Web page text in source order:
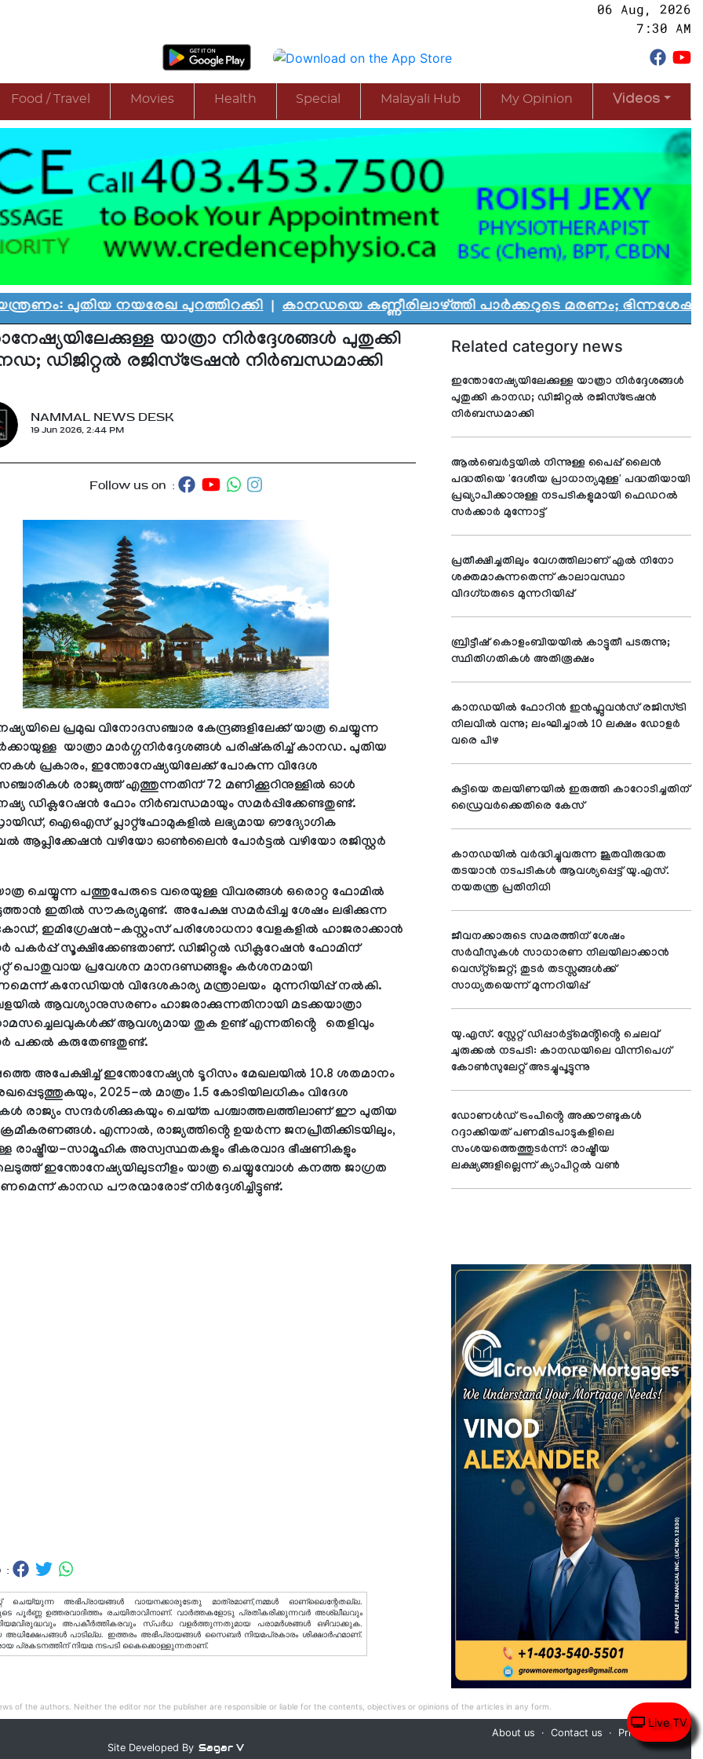
06 Aug, 2026
7:30 AM
Live TV
Food / Travel Movies Health Special Malayali Hub My Opinion Videos
നയരേഖ പുറത്തിറക്കി|കാനഡയെ കണ്ണീരിലാഴ്ത്തി പാർക്കറുടെ മരണം; ഭിന്നശേഷി
യാത്രാ നിർദ്ദേശങ്ങൾ പുതുക്കി
ഡിജിറ്റൽ രജിസ്ട്രേഷൻ നിർബന്ധമാക്കി
NAMMAL NEWS DESK
19 Jun 2026, 2:44 PM
Follow us on :
പ്രമുഖ വിനോദസഞ്ചാര കേന്ദ്രങ്ങളിലേക്ക് യാത്ര ചെയ്യുന്ന
യാത്രാ മാർഗ്ഗനിർദ്ദേശങ്ങൾ പരിഷ്കരിച്ച് കാനഡ. പുതിയ
പ്രകാരം, ഇന്തോനേഷ്യയിലേക്ക് പോകുന്ന വിദേശ
രാജ്യത്ത് എത്തുന്നതിന് 72 മണിക്കൂറിനുള്ളിൽ ഓൾ
ഡിക്ലറേഷൻ ഫോം നിർബന്ധമായും സമർപ്പിക്കേണ്ടതുണ്ട്.
ഐഒഎസ് പ്ലാറ്റ്‌ഫോമുകളിൽ ലഭ്യമായ ഔദ്യോഗിക
വഴിയോ ഓൺലൈൻ പോർട്ടൽ വഴിയോ രജിസ്റ്റർ
ചെയ്യുന്ന പത്തുപേരുടെ വരെയുള്ള വിവരങ്ങൾ ഒരൊറ്റ ഫോമിൽ
ഇതിൽ സൗകര്യമുണ്ട്. അപേക്ഷ സമർപ്പിച്ച ശേഷം ലഭിക്കുന്ന
ഇമിഗ്രേഷൻ-കസ്റ്റംസ് പരിശോധനാ വേളകളിൽ ഹാജരാക്കാൻ
പകർപ്പ് സൂക്ഷിക്കേണ്ടതാണ്. ഡിജിറ്റൽ ഡിക്ലറേഷൻ ഫോമിന്
പൊതുവായ പ്രവേശന മാനദണ്ഡങ്ങളും കർശനമായി
കനേഡിയൻ വിദേശകാര്യ മന്ത്രാലയം മുന്നറിയിപ്പ് നൽകി.
ആവശ്യാനുസരണം ഹാജരാക്കുന്നതിനായി മടക്കയാത്രാ
താമസച്ചെലവുകൾക്ക് ആവശ്യമായ തുക ഉണ്ട് എന്നതിൻ്റെ തെളിവും
പക്കൽ കരുതേണ്ടതുണ്ട്.
അപേക്ഷിച്ച് ഇന്തോനേഷ്യൻ ടൂറിസം മേഖലയിൽ 10.8 ശതമാനം
2025-ൽ മാത്രം 1.5 കോടിയിലധികം വിദേശ
രാജ്യം സന്ദർശിക്കുകയും ചെയ്ത പശ്ചാത്തലത്തിലാണ് ഈ പുതിയ
എന്നാൽ, രാജ്യത്തിൻ്റെ ഉയർന്ന ജനപ്രീതിക്കിടയിലും,
രാഷ്ട്രീയ-സാമൂഹിക അസ്വസ്ഥതകളും ഭീകരവാദ ഭീഷണികളും
ഇന്തോനേഷ്യയിലുടനീളം യാത്ര ചെയ്യുമ്പോൾ കനത്ത ജാഗ്രത
കാനഡ പൗരന്മാരോട് നിർദ്ദേശിച്ചിട്ടുണ്ട്.
:
ചെയ്യുന്ന അഭിപ്രായങ്ങള്‍ വായനക്കാരുടേതു മാത്രമാണ്,നമ്മൾ ഓണ്ലൈന്റേതല്ല.
പൂർണ്ണ ഉത്തരവാദിത്തം രചയിതാവിനാണ്. വാര്‍ത്തകളോടു പ്രതികരിക്കുന്നവര്‍ അശ്ലീലവും
അപകീര്‍ത്തികരവും സ്പര്‍ധ വളര്‍ത്തുന്നതുമായ പരാമര്‍ശങ്ങള്‍ ഒഴിവാക്കുക.
അധിക്ഷേപങ്ങള്‍ പാടില്ല. ഇത്തരം അഭിപ്രായങ്ങള്‍ സൈബര്‍ നിയമപ്രകാരം ശിക്ഷാര്‍ഹമാണ്.
പ്രകടനത്തിന് നിയമ നടപടി കൈക്കൊള്ളുന്നതാണ്.
Related category news
ഇന്തോനേഷ്യയിലേക്കുള്ള യാത്രാ നിർദ്ദേശങ്ങൾ
പുതുക്കി കാനഡ; ഡിജിറ്റൽ രജിസ്ട്രേഷൻ
നിർബന്ധമാക്കി
ആൽബെർട്ടയിൽ നിന്നുള്ള പൈപ്പ് ലൈൻ
പദ്ധതിയെ 'ദേശീയ പ്രാധാന്യമുള്ള' പദ്ധതിയായി
പ്രഖ്യാപിക്കാനുള്ള നടപടികളുമായി ഫെഡറൽ
സർക്കാർ മുന്നോട്ട്
പ്രതീക്ഷിച്ചതിലും വേഗത്തിലാണ് എൽ നിനോ
ശക്തമാകുന്നതെന്ന് കാലാവസ്ഥാ
വിദഗ്ധരുടെ മുന്നറിയിപ്പ്
ബ്രിട്ടീഷ് കൊളംബിയയിൽ കാട്ടുതീ പടരുന്നു;
സ്ഥിതിഗതികൾ അതിരൂക്ഷം
കാനഡയിൽ ഫോറിൻ ഇൻഫ്ലുവൻസ് രജിസ്ട്രി
നിലവിൽ വന്നു; ലംഘിച്ചാൽ 10 ലക്ഷം ഡോളർ
വരെ പിഴ
കുട്ടിയെ തലയിണയിൽ ഇരുത്തി കാറോടിച്ചതിന്
ഡ്രൈവർക്കെതിരെ കേസ്
കാനഡയിൽ വർദ്ധിച്ചുവരുന്ന ജൂതവിരുദ്ധത
തടയാൻ നടപടികൾ ആവശ്യപ്പെട്ട് യു.എസ്.
നയതന്ത്ര പ്രതിനിധി
ജീവനക്കാരുടെ സമരത്തിന് ശേഷം
സർവീസുകൾ സാധാരണ നിലയിലാക്കാൻ
വെസ്റ്റ്‌ജെറ്റ്; തുടർ തടസ്സങ്ങൾക്ക്
സാധ്യതയെന്ന് മുന്നറിയിപ്പ്
യു.എസ്. സ്റ്റേറ്റ് ഡിപ്പാർട്ട്മെൻ്റിൻ്റെ ചെലവ്
ചുരുക്കൽ നടപടി: കാനഡയിലെ വിന്നിപെഗ്
കോൺസുലേറ്റ് അടച്ചുപൂട്ടുന്നു
ഡോണൾഡ് ട്രംപിൻ്റെ അക്കൗണ്ടുകൾ
റദ്ദാക്കിയത് പണമിടപാടുകളിലെ
സംശയത്തെത്തുടർന്ന്: രാഷ്ട്രീയ
ലക്ഷ്യങ്ങളില്ലെന്ന് ക്യാപിറ്റൽ വൺ
of the authors. Neither the editor nor the publisher are responsible or liable for the contents, objectives or opinions of the articles in any form.
About us Contact us
Privacy Policy
Site Developed By Sagar V